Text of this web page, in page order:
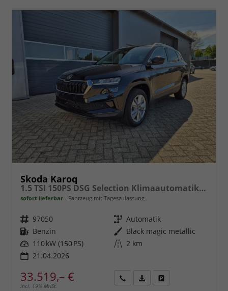
Skoda Karoq
1.5 TSI 150PS DSG Selection Klimaautomatik Sitzheizung Lenkradheizung ACC PDC v+h Rückf.Kamera abg.Scheiben Apple CarPlay Android Auto 17"LM
sofort lieferbar Fahrzeug mit Tageszulassung
Fahrzeugnr. 97050 Getriebe Automatik
Kraftstoff Benzin Außenfarbe Black magic metallic
Leistung 110 kW (150 PS) Kilometerstand 2 km
21.04.2026
33.519,– €
incl. 19% MwSt.